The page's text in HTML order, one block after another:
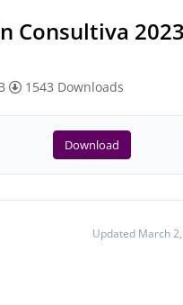
Consultiva
1543 Downloads
Download
Updated March